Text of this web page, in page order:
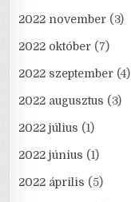
2022 november (3)
2022 október (7)
2022 szeptember (4)
2022 augusztus (3)
2022 július (1)
2022 június (1)
2022 április (5)